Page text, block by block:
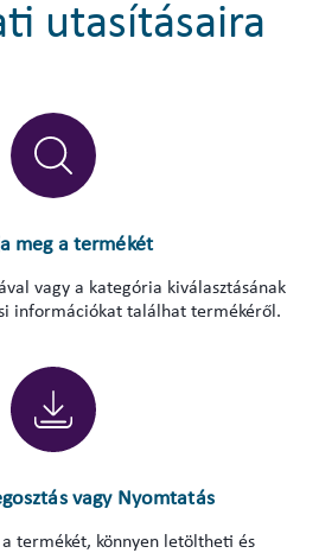
utasításaira
meg a termékét
vagy a kategória kiválasztásának
információkat találhat termékéről.
vagy Nyomtatás
termékét, könnyen letöltheti és